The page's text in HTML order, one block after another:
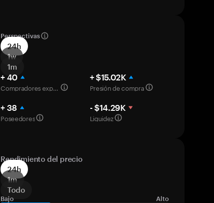
Perspectivas
24h
1w
1m
+ 40
Compradores experimentados
+ $15.02K
Presión de compra
+ 38
Poseedores
- $14.29K
Liquidez
Rendimiento del precio
24h
1m
Todo
Bajo Alto